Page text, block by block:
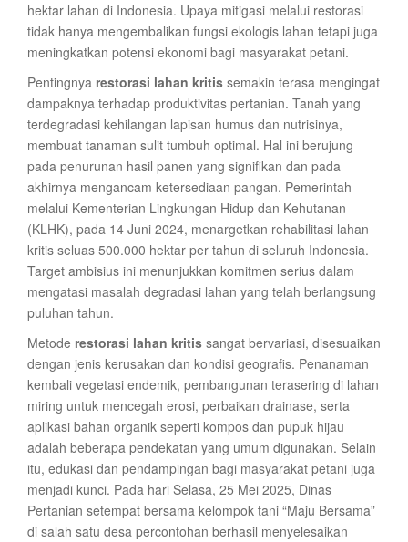
hektar lahan di Indonesia. Upaya mitigasi melalui restorasi
tidak hanya mengembalikan fungsi ekologis lahan tetapi juga
meningkatkan potensi ekonomi bagi masyarakat petani.
Pentingnya restorasi lahan kritis semakin terasa mengingat
dampaknya terhadap produktivitas pertanian. Tanah yang
terdegradasi kehilangan lapisan humus dan nutrisinya,
membuat tanaman sulit tumbuh optimal. Hal ini berujung
pada penurunan hasil panen yang signifikan dan pada
akhirnya mengancam ketersediaan pangan. Pemerintah
melalui Kementerian Lingkungan Hidup dan Kehutanan
(KLHK), pada 14 Juni 2024, menargetkan rehabilitasi lahan
kritis seluas 500.000 hektar per tahun di seluruh Indonesia.
Target ambisius ini menunjukkan komitmen serius dalam
mengatasi masalah degradasi lahan yang telah berlangsung
puluhan tahun.
Metode restorasi lahan kritis sangat bervariasi, disesuaikan
dengan jenis kerusakan dan kondisi geografis. Penanaman
kembali vegetasi endemik, pembangunan terasering di lahan
miring untuk mencegah erosi, perbaikan drainase, serta
aplikasi bahan organik seperti kompos dan pupuk hijau
adalah beberapa pendekatan yang umum digunakan. Selain
itu, edukasi dan pendampingan bagi masyarakat petani juga
menjadi kunci. Pada hari Selasa, 25 Mei 2025, Dinas
Pertanian setempat bersama kelompok tani “Maju Bersama”
di salah satu desa percontohan berhasil menyelesaikan